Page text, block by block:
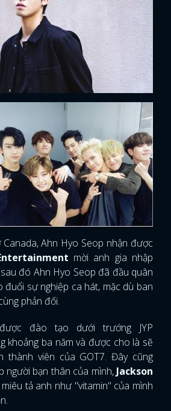
Ahn Hyo Seop nhận được
mời anh gia nhập
đó Ahn Hyo Seop đã đầu quân
sự nghiệp ca hát, mặc dù ban
phản đối.
đào tạo dưới trướng JYP
khoảng ba năm và được cho là sẽ
thành viên của GOT7. Đây cũng
người bạn thân của mình, Jackson
miêu tả anh như "vitamin" của mình